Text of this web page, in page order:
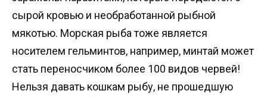
сырой кровью и необработанной рыбной
мякотью. Морская рыба тоже является
носителем гельминтов, например, минтай может
стать переносчиком более 100 видов червей!
Нельзя давать кошкам рыбу, не прошедшую